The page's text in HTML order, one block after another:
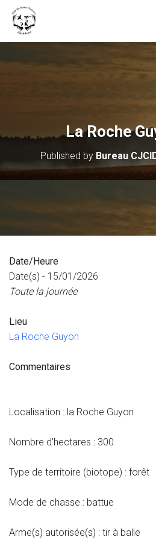
La Roche
Published by Bureau
Date/Heure
Date(s) - 15/01/2026
Toute la journée
Lieu
La Roche Guyon
Commentaires
Localisation : la Roche Guyon
Nombre d’hectares : 300
Type de territoire (biotope) : forêt
Mode de chasse : battue
Arme(s) autorisée(s) : tir à balle